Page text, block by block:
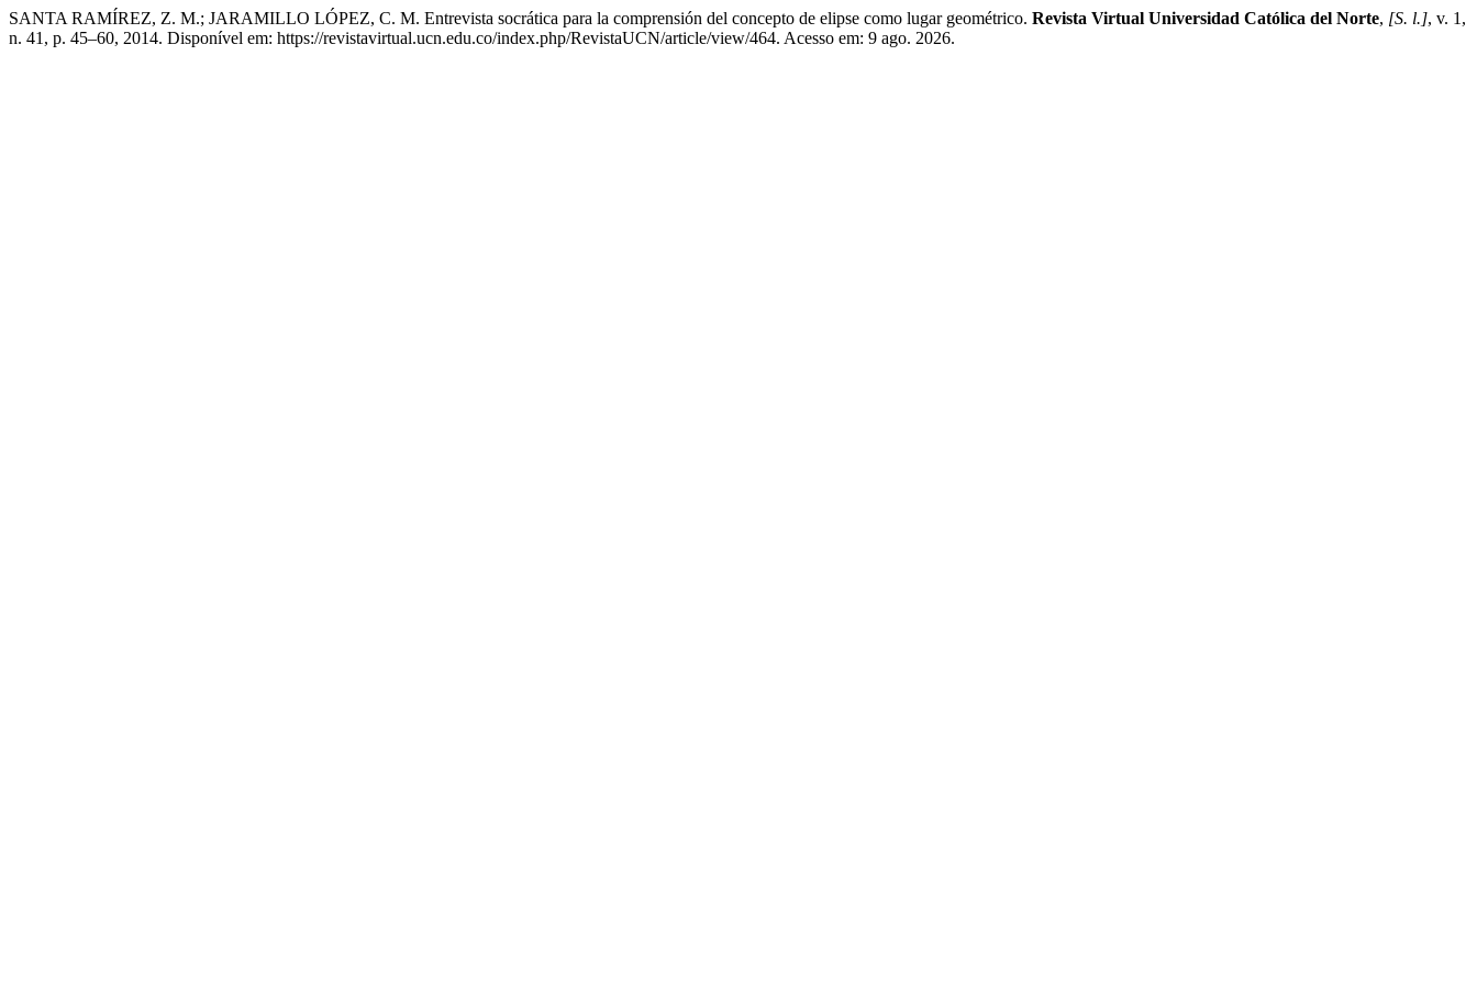
SANTA RAMÍREZ, Z. M.; JARAMILLO LÓPEZ, C. M. Entrevista socrática para la comprensión del concepto de elipse como lugar geométrico. Revista Virtual Universidad Católica del Norte, [S. l.], v. 1,
n. 41, p. 45–60, 2014. Disponível em: https://revistavirtual.ucn.edu.co/index.php/RevistaUCN/article/view/464. Acesso em: 9 ago. 2026.